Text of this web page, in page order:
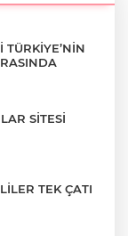
TÜRKİYE’NİN
SİTESİ
TEK ÇATI